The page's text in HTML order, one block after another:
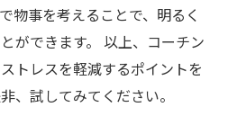
物事を考えることで、明るく
ができます。 以上、コーチン
トレスを軽減するポイントを
、試してみてください。